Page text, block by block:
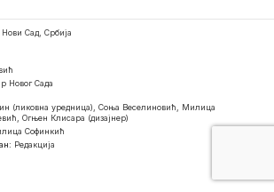
Сад, Србија
Новог Сада
(ликовна уредница), Соња Веселиновић, Милица
Огњен Клисара (дизајнер)
Софинкић
Редакција